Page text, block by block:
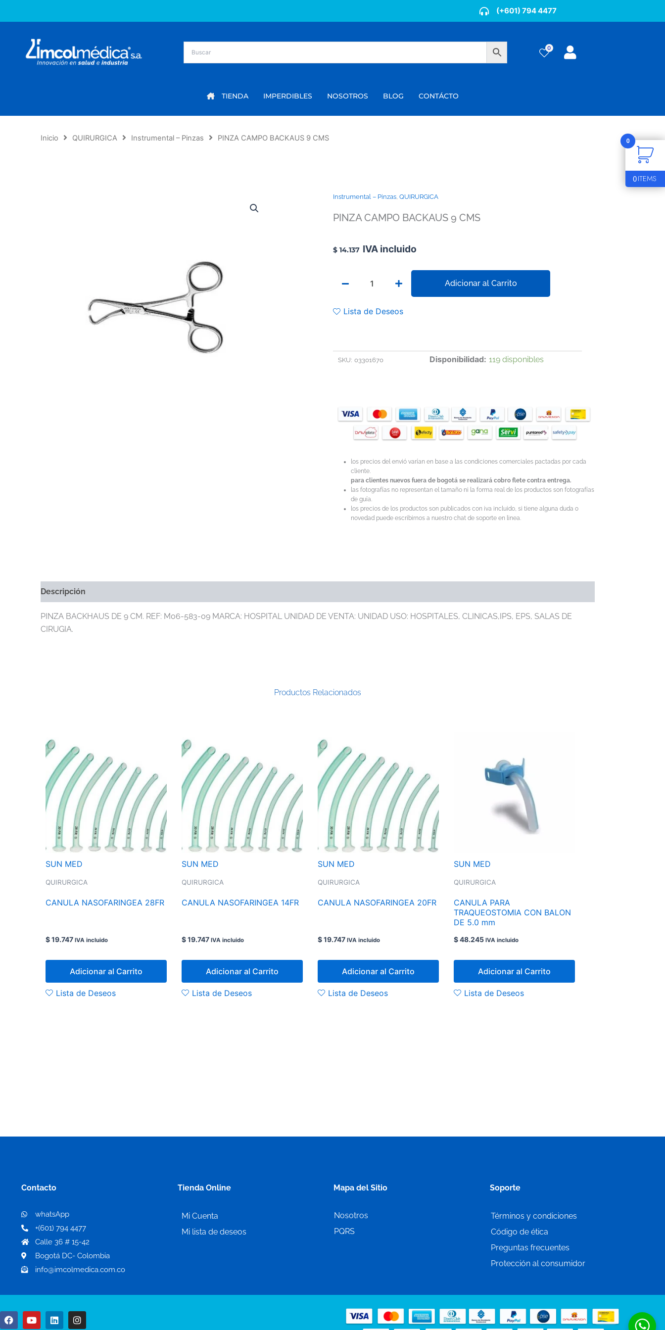
(+601) 794 4477
0
TIENDA IMPERDIBLES NOSOTROS BLOG CONTÁCTO
Inicio QUIRURGICA Instrumental – Pinzas PINZA CAMPO BACKAUS 9 CMS
Instrumental – Pinzas QUIRURGICA
PINZA CAMPO BACKAUS 9 CMS
$ 14.137 IVA incluido
CAMPO
CMS
Adicionar al Carrito
Lista de Deseos
SKU: 03301670 Disponibilidad: 119 disponibles
los precios del envió varían en base a las condiciones comerciales pactadas por cada
cliente.
para clientes nuevos fuera de bogotá se realizará cobro flete contra entrega.
las fotografías no representan el tamaño ni la forma real de los productos son fotografías
de guía.
los precios de los productos son publicados con iva incluido, si tiene alguna duda o
novedad puede escribirnos a nuestro chat de soporte en linea.
Descripción
PINZA BACKHAUS DE 9 CM. REF: M06-583-09 MARCA: HOSPITAL UNIDAD DE VENTA: UNIDAD USO: HOSPITALES, CLINICAS,IPS, EPS, SALAS DE
CIRUGIA.
Productos Relacionados
SUN MED
QUIRURGICA
CANULA NASOFARINGEA 28FR
$19.747 IVA incluido
Adicionar al Carrito
Lista de Deseos
SUN MED
QUIRURGICA
CANULA NASOFARINGEA 14FR
$19.747 IVA incluido
Adicionar al Carrito
Lista de Deseos
SUN MED
QUIRURGICA
CANULA NASOFARINGEA 20FR
$19.747 IVA incluido
Adicionar al Carrito
Lista de Deseos
SUN MED
QUIRURGICA
CANULA PARA
TRAQUEOSTOMIA CON BALON
DE 5.0 mm
$48.245 IVA incluido
Adicionar al Carrito
Lista de Deseos
Contacto
whatsApp
+(601) 794 4477
Calle 36 # 15-42
Bogotá DC- Colombia
info@imcolmedica.com.co
Tienda Online
Mi Cuenta
Mi lista de deseos
Mapa del Sitio
Nosotros
PQRS
Soporte
Términos y condiciones
Código de ética
Preguntas frecuentes
Protección al consumidor
F
a
Y
o
L
i
I
n
0
0ITEMS